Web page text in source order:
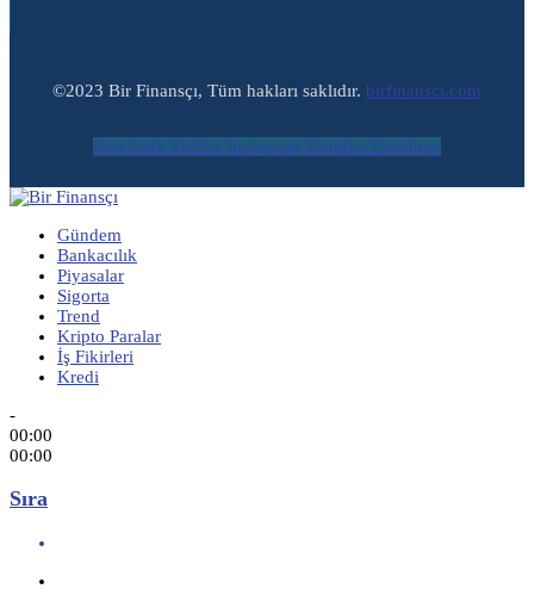
©2023 Bir Finansçı, Tüm hakları saklıdır. birfinansci.com
Facebook Twitter Instagram Youtube Envelope
Gündem
Bankacılık
Piyasalar
Sigorta
Trend
Kripto Paralar
İş Fikirleri
Kredi
-
00:00
00:00
Sıra